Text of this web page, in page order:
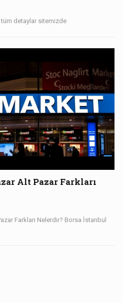
tüm detaylar sitemizde
Alt Pazar Farkları
Farkları Nelerdir? Borsa İstanbul